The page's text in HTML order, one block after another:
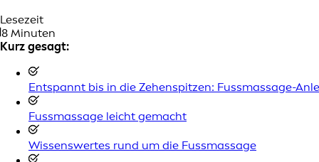
Lesezeit
8 Minuten
Kurz gesagt:
Entspannt bis in die Zehenspitzen: Fussmassage-
Fussmassage leicht gemacht
Wissenswertes rund um die Fussmassage